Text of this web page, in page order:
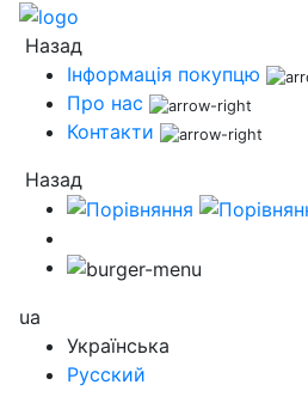
Назад
Інформація покупцю
Про нас
Контакти
Назад
ua
Українська
Русский